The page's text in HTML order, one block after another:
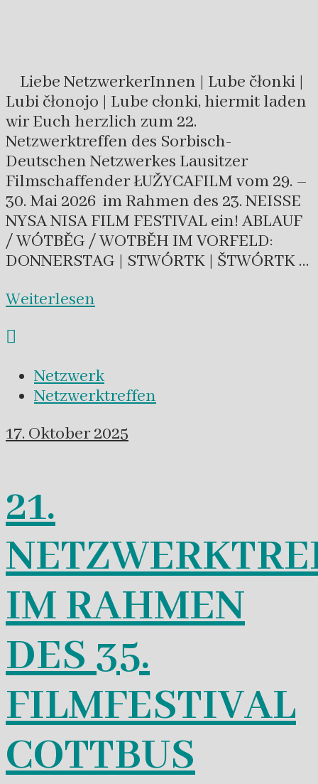
Liebe NetzwerkerInnen | Lube čłonki |
Lubi čłonojo | Lube cłonki, hiermit laden
wir Euch herzlich zum 22.
Netzwerktreffen des Sorbisch-
Deutschen Netzwerkes Lausitzer
Filmschaffender ŁUŽYCAFILM vom 29. –
30. Mai 2026 im Rahmen des 23. NEISSE
NYSA NISA FILM FESTIVAL ein! ABLAUF
/ WÓTBĚG / WOTBĚH IM VORFELD:
DONNERSTAG | STWÓRTK | ŠTWÓRTK …
Weiterlesen
Netzwerk
Netzwerktreffen
17. Oktober 2025
21.
IM RAHMEN
DES 35.
FILMFESTIVAL
COTTBUS